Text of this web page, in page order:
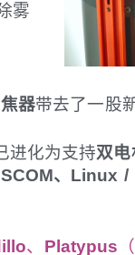
雾
器带去了一股
进化为支持双电
、Linux /
、 Platypus